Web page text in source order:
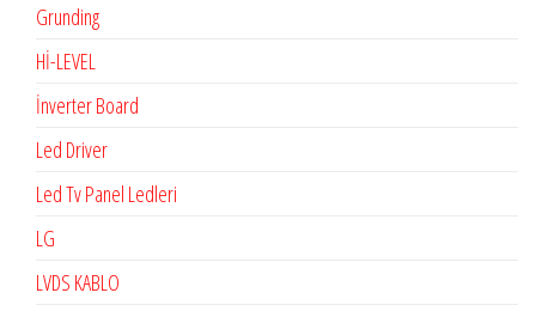
Grunding
Hİ-LEVEL
İnverter Board
Led Driver
Led Tv Panel Ledleri
LG
LVDS KABLO